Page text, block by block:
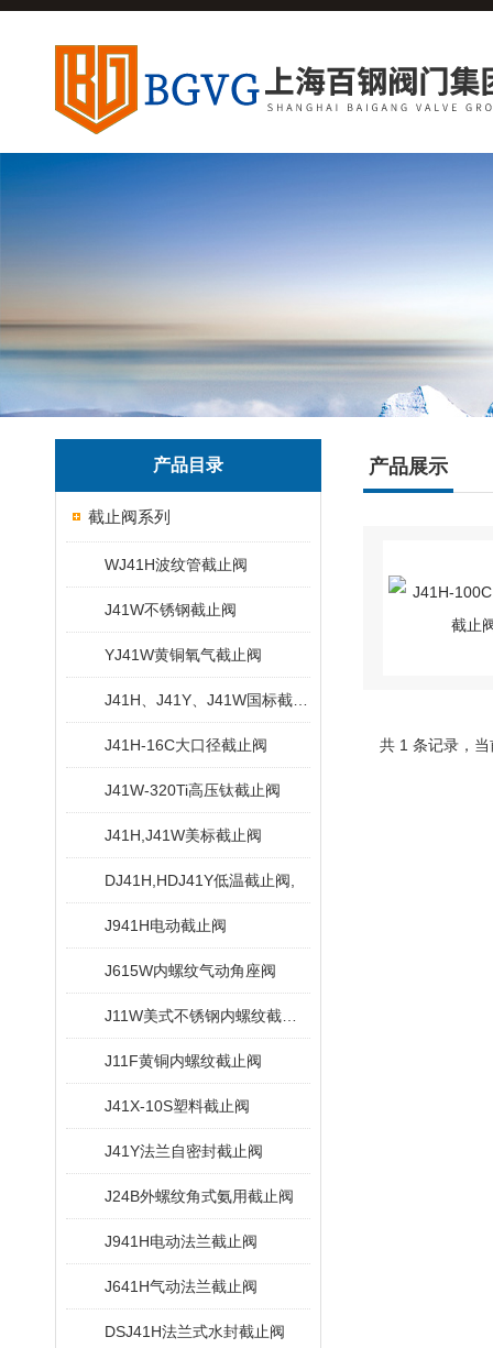
产品目录
截止阀系列
WJ41H波纹管截止阀
J41W不锈钢截止阀
YJ41W黄铜氧气截止阀
J41H-16C大口径截止阀
J41W-320Ti高压钛截止阀
J41H,J41W美标截止阀
DJ41H,HDJ41Y低温截止阀,
J941H电动截止阀
J615W内螺纹气动角座阀
J11F黄铜内螺纹截止阀
J41X-10S塑料截止阀
J41Y法兰自密封截止阀
J24B外螺纹角式氨用截止阀
J941H电动法兰截止阀
J641H气动法兰截止阀
DSJ41H法兰式水封截止阀
产品展示
共 1 条记录，